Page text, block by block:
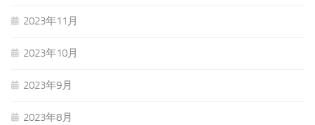
2023年11月
2023年10月
2023年9月
2023年8月